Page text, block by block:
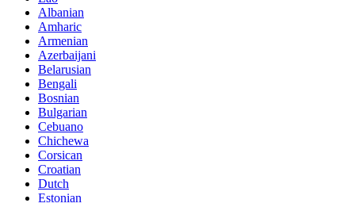
Albanian
Amharic
Armenian
Azerbaijani
Belarusian
Bengali
Bosnian
Bulgarian
Cebuano
Chichewa
Corsican
Croatian
Dutch
Estonian